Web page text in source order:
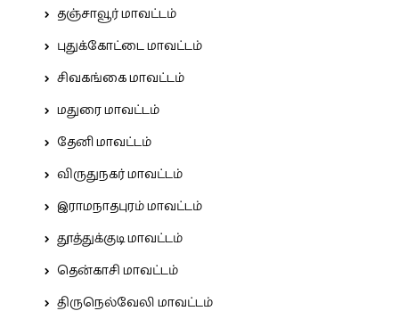
தஞ்சாவூர் மாவட்டம்
புதுக்கோட்டை மாவட்டம்
சிவகங்கை மாவட்டம்
மதுரை மாவட்டம்
தேனி மாவட்டம்
விருதுநகர் மாவட்டம்
இராமநாதபுரம் மாவட்டம்
தூத்துக்குடி மாவட்டம்
தென்காசி மாவட்டம்
திருநெல்வேலி மாவட்டம்